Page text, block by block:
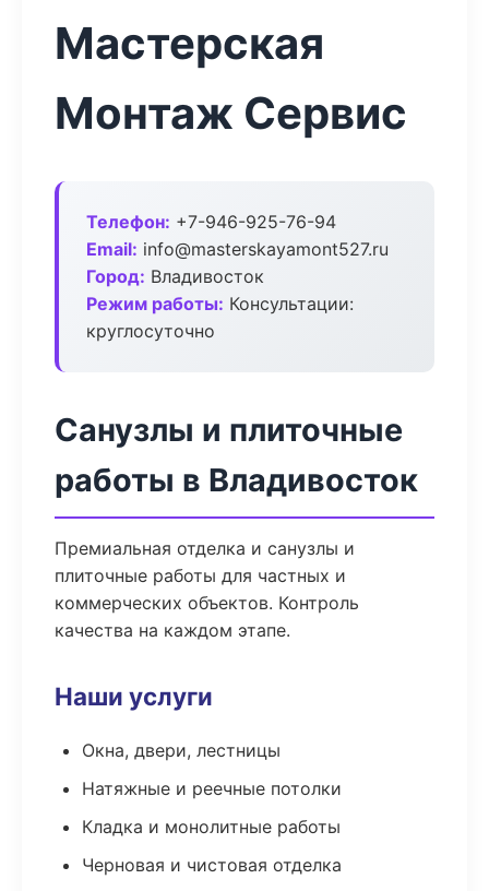
Мастерская
Монтаж Сервис
Телефон: +7-946-925-76-94
Email: info@masterskayamont527.ru
Город: Владивосток
Режим работы: Консультации:
круглосуточно
Санузлы и плиточные
работы в Владивосток
Премиальная отделка и санузлы и
плиточные работы для частных и
коммерческих объектов. Контроль
качества на каждом этапе.
Наши услуги
Окна, двери, лестницы
Натяжные и реечные потолки
Кладка и монолитные работы
Черновая и чистовая отделка